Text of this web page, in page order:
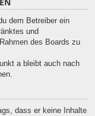
dem Betreiber ein
und
des Boards zu
a bleibt auch nach
dass er keine Inhalte